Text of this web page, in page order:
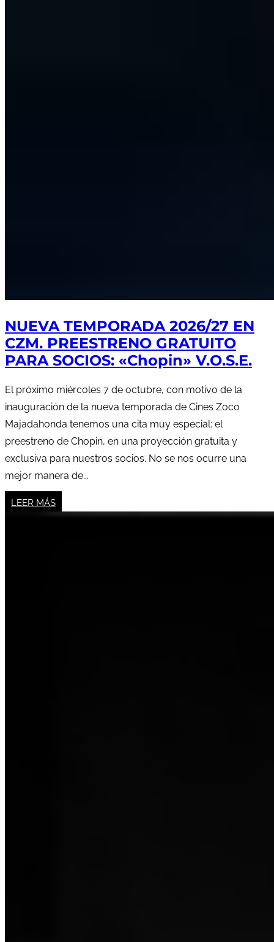
NUEVA TEMPORADA 2026/27 EN
CZM. PREESTRENO GRATUITO
PARA SOCIOS: «Chopin» V.O.S.E.
El próximo miércoles 7 de octubre, con motivo de la
inauguración de la nueva temporada de Cines Zoco
Majadahonda tenemos una cita muy especial: el
preestreno de Chopin, en una proyección gratuita y
exclusiva para nuestros socios. No se nos ocurre una
mejor manera de...
LEER MÁS